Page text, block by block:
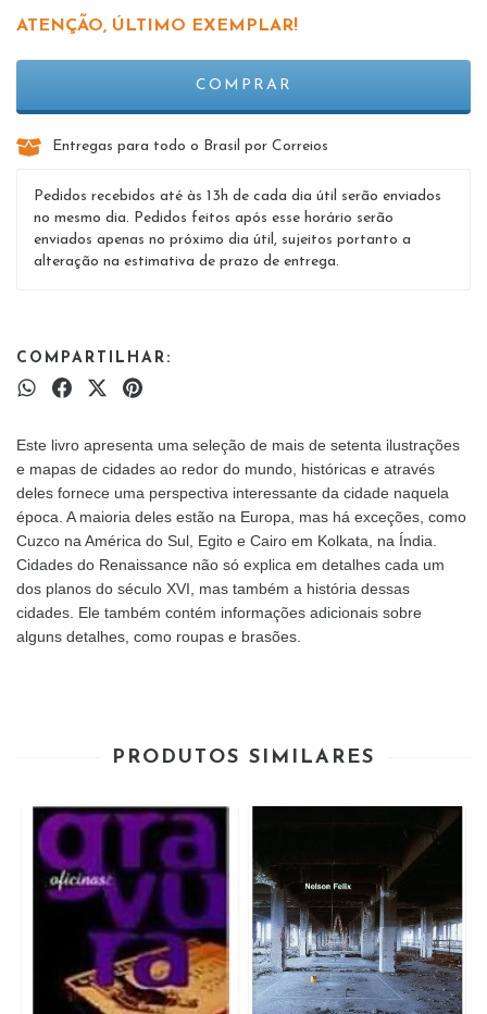
ATENÇÃO, ÚLTIMO EXEMPLAR!
Entregas para todo o Brasil por Correios
Pedidos recebidos até às 13h de cada dia útil serão enviados
no mesmo dia. Pedidos feitos após esse horário serão
enviados apenas no próximo dia útil, sujeitos portanto a
alteração na estimativa de prazo de entrega.
COMPARTILHAR:
Este livro apresenta uma seleção de mais de setenta ilustrações
e mapas de cidades ao redor do mundo, históricas e através
deles fornece uma perspectiva interessante da cidade naquela
época. A maioria deles estão na Europa, mas há exceções, como
Cuzco na América do Sul, Egito e Cairo em Kolkata, na Índia.
Cidades do Renaissance não só explica em detalhes cada um
dos planos do século XVI, mas também a história dessas
cidades. Ele também contém informações adicionais sobre
alguns detalhes, como roupas e brasões.
PRODUTOS SIMILARES